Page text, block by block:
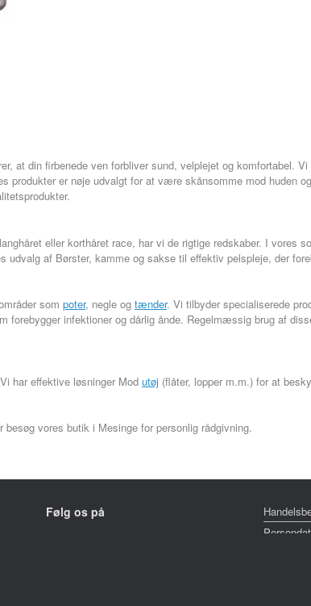
at din firbenede ven forbliver sund, velplejet og komfortabel.
produkter er nøje udvalgt for at være skånsomme mod huden
eller korthåret race, har vi de rigtige redskaber. I vores
udvalg af Børster, kamme og sakse til effektiv pelspleje, der
som poter, negle og tænder. Vi tilbyder specialiserede
infektioner og dårlig ånde. Regelmæssig brug af
har effektive løsninger Mod utøj (flåter, lopper m.m.) for at
vores butik i Mesinge for personlig rådgivning.
Følg os på